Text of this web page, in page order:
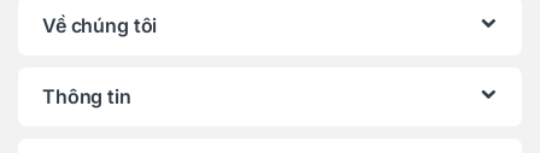
Về chúng tôi
Thông tin